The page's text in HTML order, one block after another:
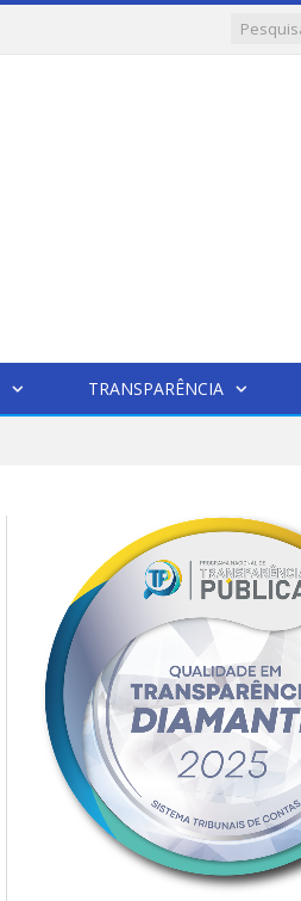
TRANSPARÊNCIA